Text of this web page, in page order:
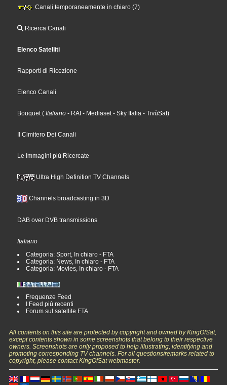
Canali temporaneamente in chiaro (7)
Ricerca Canali
Elenco Satelliti
Rapporti di Ricezione
Elenco Canali
Bouquet( Italiano - RAI - Mediaset- Sky Italia - TivùSat)
Il Cimitero Dei Canali
Le Immagini più Ricercate
Ultra High Definition TV Channels
Channels broadcasting in 3D
DAB over DVB transmissions
Italiano
Categoria: Sport, In chiaro - FTA
Categoria: News, In chiaro - FTA
Categoria: Movies, In chiaro - FTA
Frequenze Feed
I Feed più recenti
Forum sul satellite FTA
All contents on this site are protected by copyright and owned by KingOfSat,
except contents shown in some screenshots that belong to their respective
owners. Screenshots are only proposed to help illustrating, identifying and
promoting corresponding TV channels. For all questions/remarks related to
copyright, please contact KingOfSat webmaster.